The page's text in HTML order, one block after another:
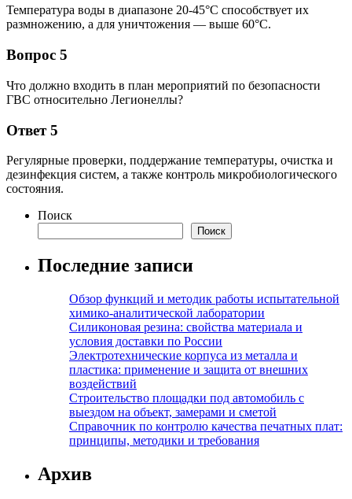
Температура воды в диапазоне 20-45°C способствует их
размножению, а для уничтожения — выше 60°C.
Вопрос 5
Что должно входить в план мероприятий по безопасности
ГВС относительно Легионеллы?
Ответ 5
Регулярные проверки, поддержание температуры, очистка и
дезинфекция систем, а также контроль микробиологического
состояния.
Поиск
Поиск
Последние записи
Обзор функций и методик работы испытательной
химико-аналитической лаборатории
Силиконовая резина: свойства материала и
условия доставки по России
Электротехнические корпуса из металла и
пластика: применение и защита от внешних
воздействий
Строительство площадки под автомобиль с
выездом на объект, замерами и сметой
Справочник по контролю качества печатных плат:
принципы, методики и требования
Архив